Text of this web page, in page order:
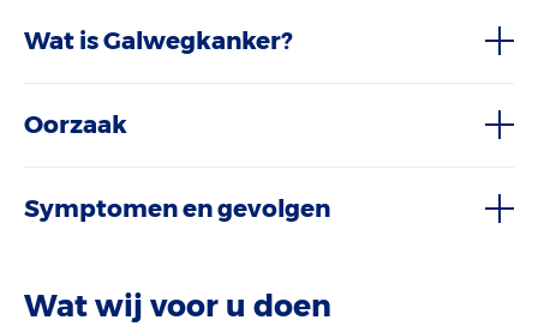
Wat is Galwegkanker?
Oorzaak
Symptomen en gevolgen
Wat wij voor u doen